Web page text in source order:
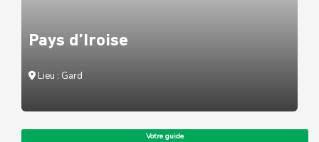
Pays d’Iroise
Lieu : Gard
Votre guide